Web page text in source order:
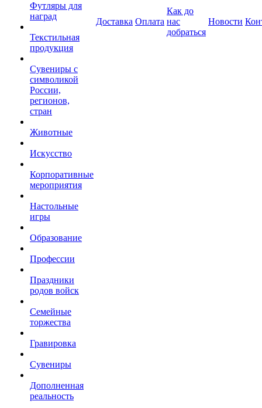
Футляры для
наград
Текстильная
продукция
Сувениры с
символикой
России,
регионов,
стран
Животные
Искусство
Корпоративные
мероприятия
Настольные
игры
Образование
Профессии
Праздники
родов войск
Семейные
торжества
Гравировка
Сувениры
Дополненная
реальность
Доставка Оплата
Как до
нас
добраться
Новости